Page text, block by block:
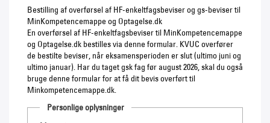
Bestilling af overførsel af HF-enkeltfagsbeviser og gs-beviser til
MinKompetencemappe og Optagelse.dk
En overførsel af HF-enkeltfagsbeviser til MinKompetencemappe
og Optagelse.dk bestilles via denne formular. KVUC overfører
de bestilte beviser, når eksamensperioden er slut (ultimo juni og
ultimo januar). Har du taget gsk fag før august 2026, skal du også
bruge denne formular for at få dit bevis overført til
Minkompetencemappe.dk.
Personlige oplysninger